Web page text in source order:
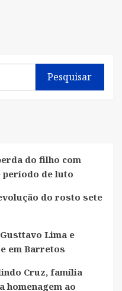
Pesquisar
do filho com
período de luto
do rosto sete
Lima e
em Barretos
Cruz, família
homenagem ao